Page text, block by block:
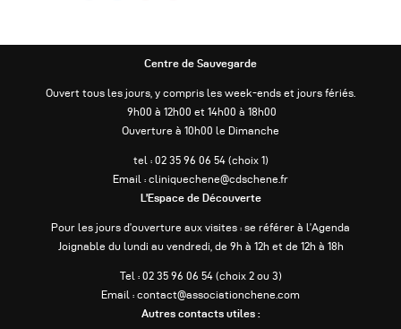
Centre de Sauvegarde
Ouvert tous les jours, y compris les week-ends et jours fériés.
9h00 à 12h00 et 14h00 à 18h00
Ouverture à 10h00 le Dimanche
tel : 02 35 96 06 54 (choix 1)
Email : cliniquechene@cdschene.fr
L’Espace de Découverte
Pour les jours d’ouverture aux visites : se référer à l’Agenda
Joignable du lundi au vendredi, de 9h à 12h et de 12h à 18h
Tel : 02 35 96 06 54 (choix 2 ou 3)
Email : contact@associationchene.com
Autres contacts utiles :